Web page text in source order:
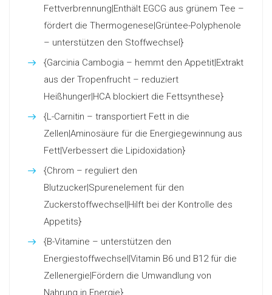
Fettverbrennung|Enthält EGCG aus grünem Tee –
fördert die Thermogenese|Grüntee-Polyphenole
– unterstützen den Stoffwechsel}
{Garcinia Cambogia – hemmt den Appetit|Extrakt
aus der Tropenfrucht – reduziert
Heißhunger|HCA blockiert die Fettsynthese}
{L-Carnitin – transportiert Fett in die
Zellen|Aminosäure für die Energiegewinnung aus
Fett|Verbessert die Lipidoxidation}
{Chrom – reguliert den
Blutzucker|Spurenelement für den
Zuckerstoffwechsel|Hilft bei der Kontrolle des
Appetits}
{B-Vitamine – unterstützen den
Energiestoffwechsel|Vitamin B6 und B12 für die
Zellenergie|Fördern die Umwandlung von
Nahrung in Energie}